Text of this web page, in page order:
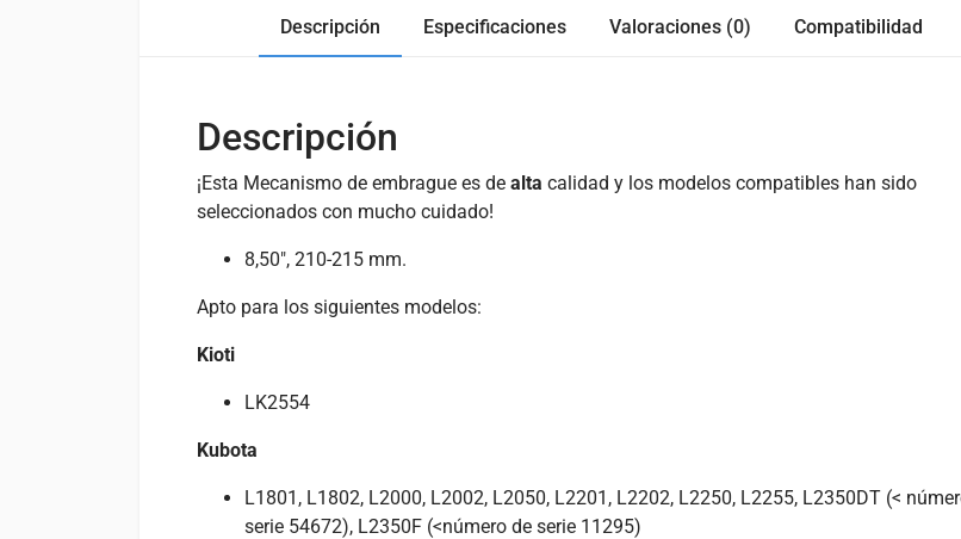
Descripción Especificaciones Valoraciones (0) Compatibilidad
Descripción
¡Esta Mecanismo de embrague es de alta calidad y los modelos compatibles han sido
seleccionados con mucho cuidado!
8,50″, 210-215 mm.
Apto para los siguientes modelos:
Kioti
LK2554
Kubota
L1801, L1802, L2000, L2002, L2050, L2201, L2202, L2250, L2255, L2350DT (<
serie 54672), L2350F (<número de serie 11295)